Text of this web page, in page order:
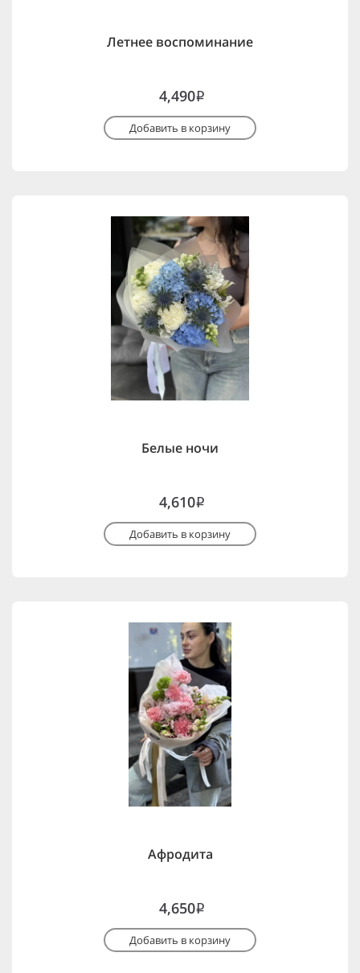
Летнее воспоминание
4,490i
Добавить в корзину
Белые ночи
4,610i
Добавить в корзину
Афродита
4,650i
Добавить в корзину